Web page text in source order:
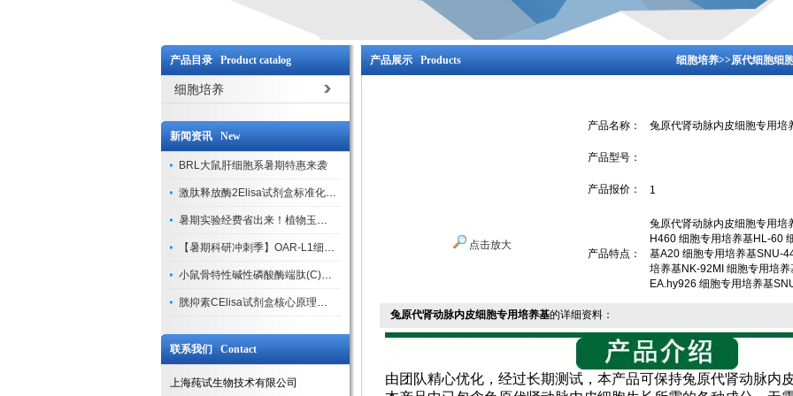
产品目录 Product catalog
细胞培养
新闻资讯 New
BRL大鼠肝细胞系暑期特惠来袭
激肽释放酶2Elisa试剂盒标准化实验操作与质控体系解析
暑期实验经费省出来！植物玉米索核苷（ZR ）elisa酶联免疫试剂盒
【暑期科研冲刺季】OAR-L1细胞专用培养基特惠，助力实验高效突破
小鼠骨特性碱性磷酸酶端肽(C)elisa试剂盒大促，骨科研人速囤
胱抑素CElisa试剂盒核心原理、产品特性与全流程操作规范详解
联系我们 Contact
上海莼试生物技术有限公司
产品展示 Products 细胞培养>>原代细胞细
点击放大
产品名称： 兔原代肾动脉内皮细胞专用培
产品型号：
产品报价： 1
产品特点：
兔原代肾动脉内皮细胞专用培
H460 细胞专用培养基HL-60
基A20 细胞专用培养基SNU-
培养基NK-92MI 细胞专用培
EA.hy926 细胞专用培养基
兔原代肾动脉内皮细胞专用培养基的详细资料：
由团队精心优化，经过长期测试，本产品可保持兔原代肾动脉内